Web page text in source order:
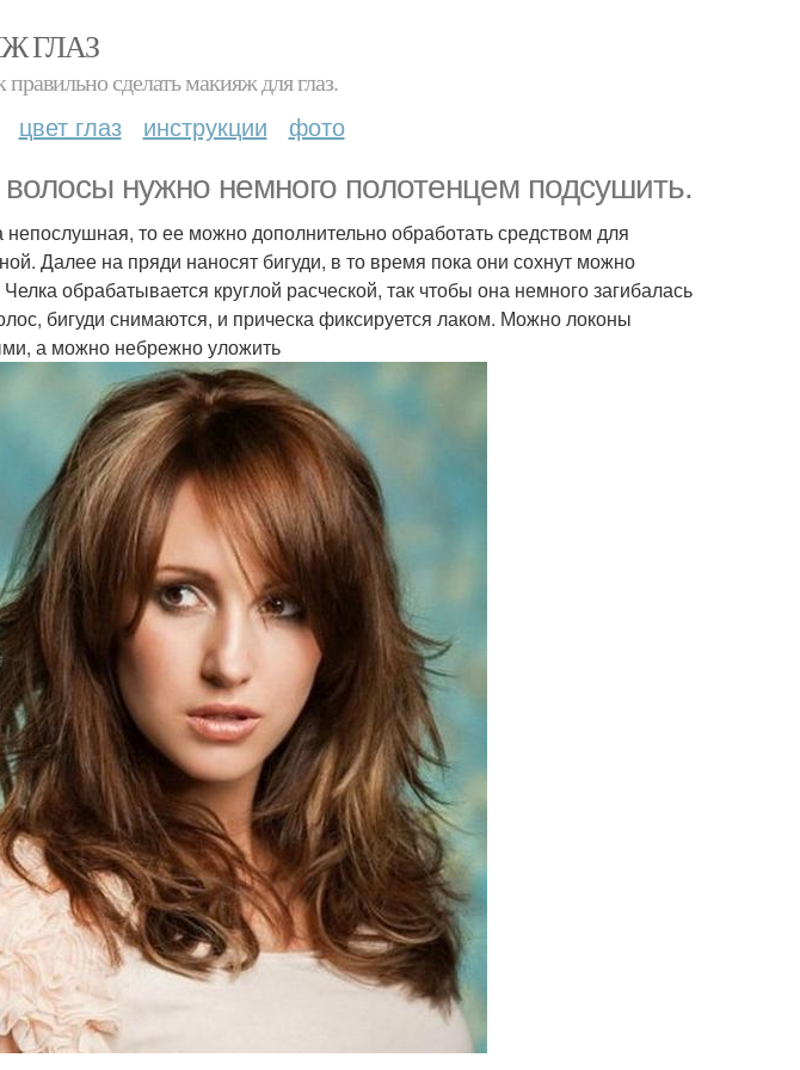
ГЛАЗ
сделать макияж для глаз.
цвет глаз инструкции фото
нужно немного полотенцем подсушить.
то ее можно дополнительно обработать средством для
Далее на пряди наносят бигуди, в то время пока они сохнут можно
обрабатывается круглой расческой, так чтобы она немного загибалась
бигуди снимаются, и прическа фиксируется лаком. Можно локоны
а можно небрежно уложить